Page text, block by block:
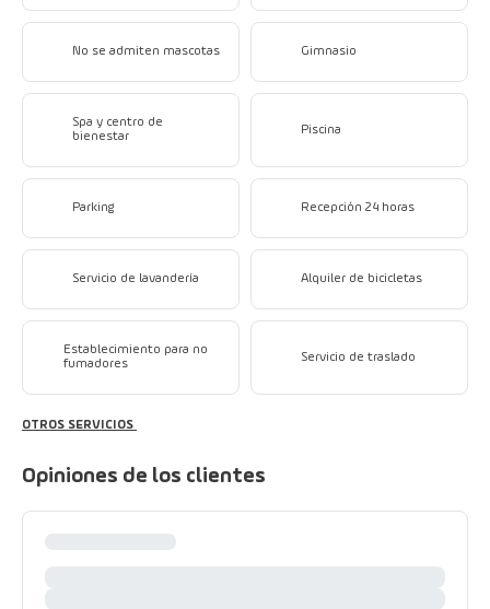
No se admiten mascotas Gimnasio
Spa y centro de
bienestar
Piscina
Parking Recepción 24 horas
Servicio de lavandería Alquiler de bicicletas
Establecimiento para no
fumadores
Servicio de traslado
OTROS SERVICIOS
Opiniones de los clientes